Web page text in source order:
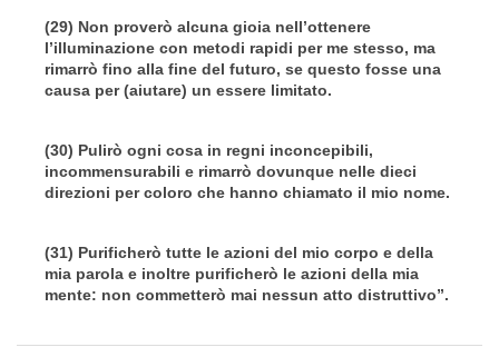
(29) Non proverò alcuna gioia nell’ottenere
l’illuminazione con metodi rapidi per me stesso, ma
rimarrò fino alla fine del futuro, se questo fosse una
causa per (aiutare) un essere limitato.
(30) Pulirò ogni cosa in regni inconcepibili,
incommensurabili e rimarrò dovunque nelle dieci
direzioni per coloro che hanno chiamato il mio nome.
(31) Purificherò tutte le azioni del mio corpo e della
mia parola e inoltre purificherò le azioni della mia
mente: non commetterò mai nessun atto distruttivo”.